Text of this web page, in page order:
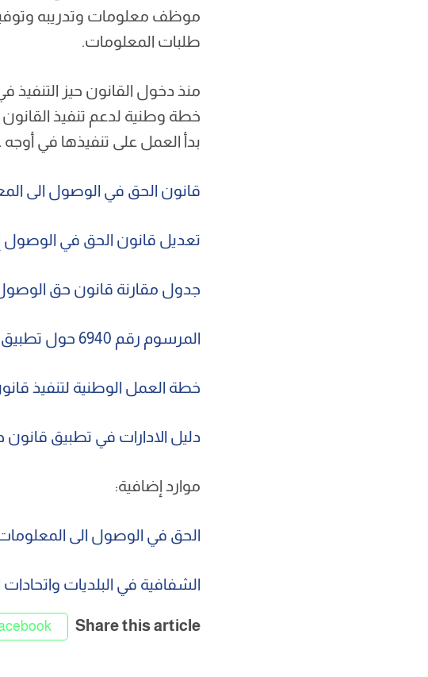
موظف معلومات وتدريبه
طلبات المعلومات.
بدأ العمل على تنفيذها في أوجه
قانون الحق في الوصول الى
تعديل قانون الحق في الوصول إلى
جدول مقارنة قانون حق الوصول الى
المرسوم رقم 6940 حول تطبيق قانون الحق في الوصول الى المعلومات لسنة
خطة العمل الوطنية لتنفيذ
دليل الادارات في تطبيق
موارد إضافية:
الحق في الوصول الى المعلومات
الشفافية في البلديات واتحادات
Share this article